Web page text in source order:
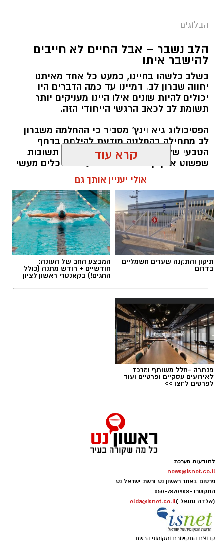
יש לכם מידע חשוב שטרם נחשף? צילומים מאירוע
חדשותי? מצאתם טעות בכתבה? נשמח שתשתפו
אותנו
הבלוגים
הלב נשבר – אבל החיים לא חייבים
להישבר איתו
בשלב כלשהו בחיינו, כמעט כל אחד מאיתנו
יחווה שברון לב. דמיינו עד כמה הדברים היו
יכולים להיות שונים אילו היינו מעניקים יותר
תשומת לב לכאב הרגשי הייחודי הזה.
הפסיכולוג גיא וינץ' מסביר כי ההחלמה משברון
לב מתחילה בהחלטה מודעת להילחם בדחף
הטבעי שלנו לייפות את העבר ולחפש תשובות
שפשוט אינן קיימות. הוא מציע ארגז כלים מעשי
שיעזור לנו, בהדרגה, להשתחרר מהכאב ולהמשיך
הלב שלנו אולי נשבר לפעמים, אבל אנחנו לא
חייבים להישבר יחד איתו.
מערכת האתר / 09:04 23.07.26
תגים:טד
יש לכם מידע חשוב שטרם נחשף? צילומים מאירוע
חדשותי? מצאתם טעות בכתבה? נשמח שתשתפו
אותנו
קרא עוד
אולי יעניין אותך גם
תיקון והתקנה שערים חשמליים
בדרום
המבצע החם של העונה:
חודשיים + חודש מתנה (כולל
החגים!) בקאנטרי ראשון לציון
פנתרה -חלל משותף ומרכז
לאירועים עסקיים ופרטיים ועוד
לפרטים לחצו >>
להודעות מערכת
news@isnet.co.il
פרסום באתר ראשון נט ורשת ישראל נט
התקשרו -050-7870908
(אלדה נתנאל )elda@isnet.co.il
קבוצת התקשורת ומקומוני הרשת: